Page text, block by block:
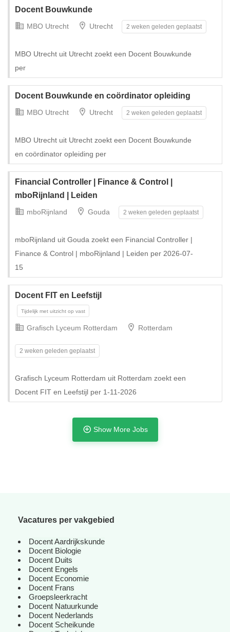
Tijdelijk met uitzicht op vast
Docent Bouwkunde
MBO Utrecht Utrecht 2 weken geleden geplaatst
MBO Utrecht uit Utrecht zoekt een Docent Bouwkunde
per
Docent Bouwkunde en coördinator opleiding
MBO Utrecht Utrecht 2 weken geleden geplaatst
MBO Utrecht uit Utrecht zoekt een Docent Bouwkunde
en coördinator opleiding per
Financial Controller | Finance & Control |
mboRijnland | Leiden
mboRijnland Gouda 2 weken geleden geplaatst
mboRijnland uit Gouda zoekt een Financial Controller |
Finance & Control | mboRijnland | Leiden per 2026-07-
15
Docent FIT en Leefstijl
Tijdelijk met uitzicht op vast
Grafisch Lyceum Rotterdam Rotterdam
2 weken geleden geplaatst
Grafisch Lyceum Rotterdam uit Rotterdam zoekt een
Docent FIT en Leefstijl per 1-11-2026
Show More Jobs
Vacatures per vakgebied
Docent Aardrijkskunde
Docent Biologie
Docent Duits
Docent Engels
Docent Economie
Docent Frans
Groepsleerkracht
Docent Natuurkunde
Docent Nederlands
Docent Scheikunde